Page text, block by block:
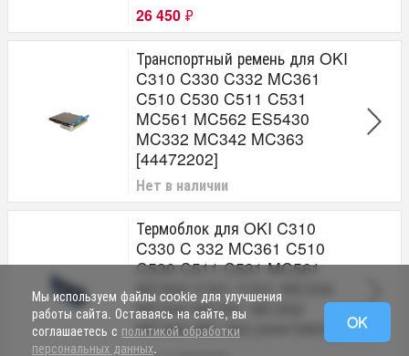
26 450 ₽
Транспортный ремень для OKI
C310 C330 C332 MC361
C510 C530 C511 C531
MC561 MC562 ES5430
MC332 MC342 MC363
[44472202]
Нет в наличии
Термоблок для OKI C310
C330 C 332 MC361 C510
C530 C511 C531 MC561
MC562 C321 C331 MC332
MC342 MC351 MC352
MC362 MC 363 [44472603]
Мы используем файлы cookie для улучшения
работы сайта. Оставаясь на сайте, вы
соглашаетесь с политикой обработки
персональных данных.
OK